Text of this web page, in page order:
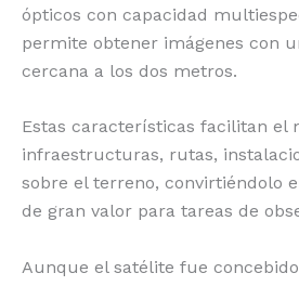
ópticos con capacidad
permite obtener imágenes con
cercana a los dos metros.
Estas características facilitan el
infraestructuras, rutas,
sobre el terreno, convirtiéndolo
de gran valor para tareas de
Aunque el satélite fue